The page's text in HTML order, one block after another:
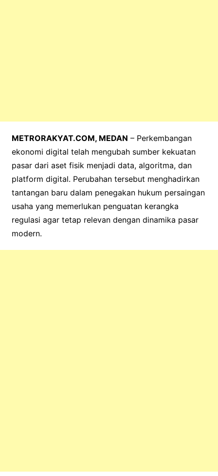
METRORAKYAT.COM, MEDAN – Perkembangan
ekonomi digital telah mengubah sumber kekuatan
pasar dari aset fisik menjadi data, algoritma, dan
platform digital. Perubahan tersebut menghadirkan
tantangan baru dalam penegakan hukum persaingan
usaha yang memerlukan penguatan kerangka
regulasi agar tetap relevan dengan dinamika pasar
modern.